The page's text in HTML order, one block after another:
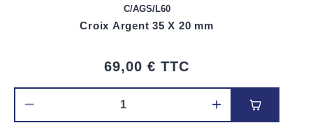
C/AGS/L60
Croix Argent 35 X 20 mm
69,00 € TTC
Ajouter au